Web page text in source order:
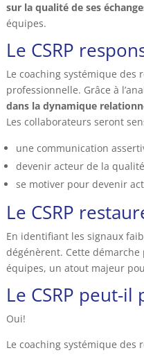
sur la qualité de ses
équipes.
Le CSRP
Le coaching systémique
professionnelle. Grâce à
dans la dynamique
Les collaborateurs seront
une communication
devenir acteur de la
se motiver pour devenir
Le CSRP
En identifiant les signaux
dégénèrent. Cette
équipes, un atout majeur
Le CSRP peut-
Oui!
Le coaching systémique des